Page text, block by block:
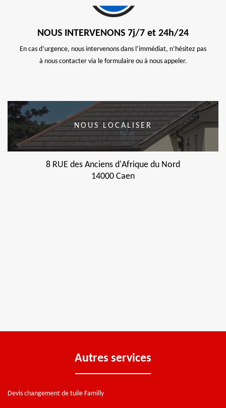
NOUS INTERVENONS 7j/7 et 24h/24
En cas d’urgence, nous intervenons dans l’immédiat, n’hésitez pas
à nous contacter via le formulaire ou à nous appeler.
NOUS LOCALISER
8 RUE des Anciens d'Afrique du Nord
14000 Caen
Autres services
Devis changement de tuile Familly